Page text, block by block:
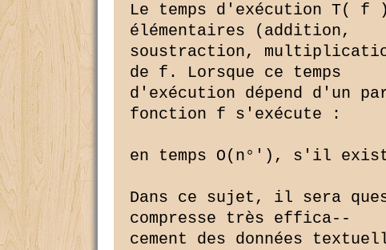
Le temps d'exécution T(
élémentaires (addition,
soustraction,
de f. Lorsque ce temps
d'exécution dépend d'un
fonction f s'exécute :
en temps O(n°'), s'il
Dans ce sujet, il sera
compresse très effica--
cement des données